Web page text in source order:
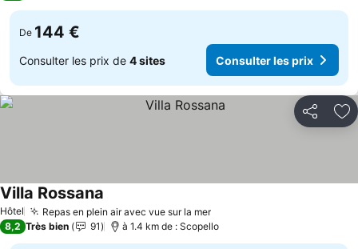
De 144 €
Consulter les prix de 4 sites Consulter les prix
Partager
Hôtel Repas en plein air avec vue sur la merConsulter les prix
Villa Rossana
8,2 Très bien 91 à 1.4 km de : Scopello